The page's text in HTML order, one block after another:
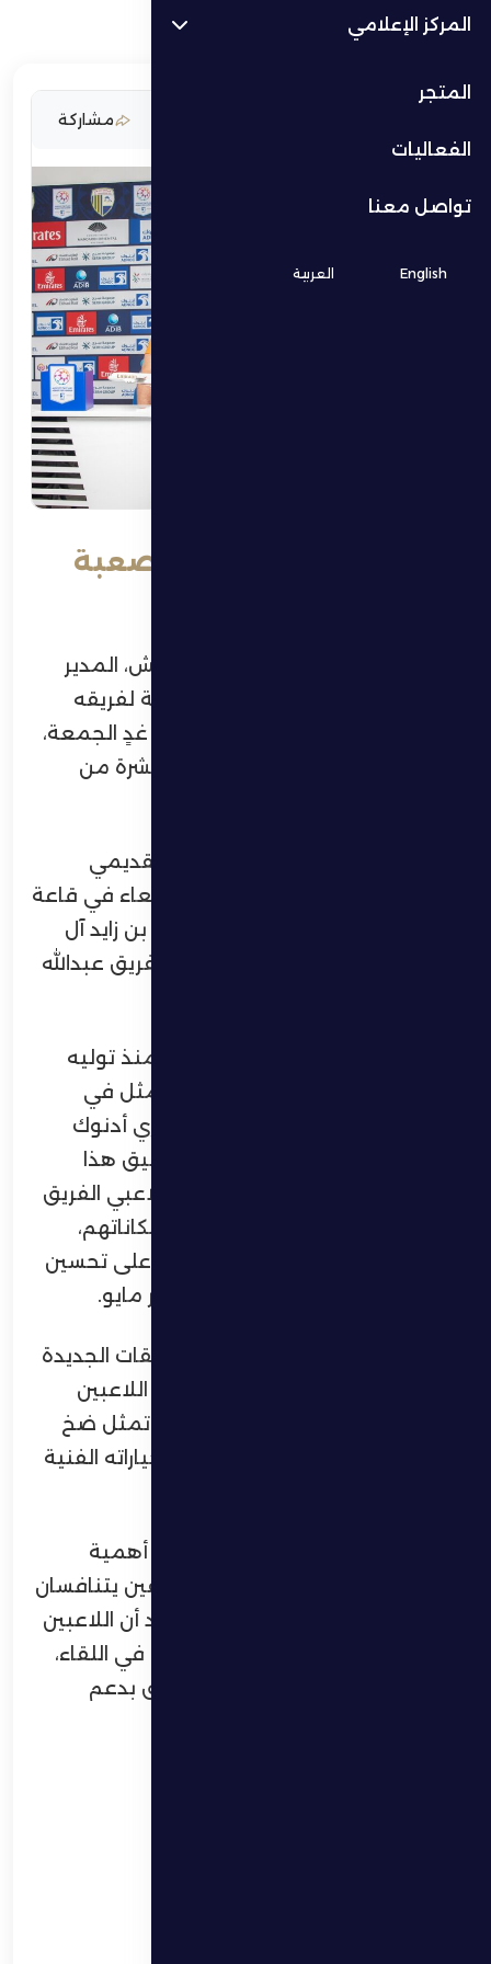
المركز الإعلامي
المتجر
الفعاليات
تواصل معنا
English العربية
مشاركة
بتروفيتش:أتوقع مباراة صعبة
توقع المونتينيغري زيليكو بتروفيتش، المدير
الفني لنادي الظفرة، مواجهة صعبة لفريقه
عندما يحل ضيفاً على البطائح بعد غدٍ الجمعة،
ضمن منافسات الجولة السادسة عشرة من
جاء ذلك خلال المؤتمر الصحفي التقديمي
للمباراة، الذي عُقد مساء اليوم الأربعاء في قاعة
المؤتمرات الصحفية باستاد حمدان بن زايد آل
نهيان بمدينة زايد، بحضور مدافع الفريق عبدالله
وأكد بتروفيتش أن هدفه الأساسي منذ توليه
قيادة الفريق في بداية الموسم يتمثل في
ضمان بقاء نادي الظفرة ضمن دوري أدنوك
للمحترفين، معرباً عن أمله في تحقيق هذا
الهدف بعيداً عن الضغوط. وطالب لاعبي الفريق
بتقديم كرة قدم حقيقية تعكس إمكاناتهم،
والتحلي بالتفاؤل والإيمان بقدرتهم على تحسين
الوضع حتى نهاية الموسم في شهر مايو.
وأشاد المدرب المونتينيغري بالصفقات الجديدة
التي أبرمها النادي مؤخراً، سواء من اللاعبين
الأجانب أو المحليين، مشيراً إلى أنها تمثل ضخ
دماء جديدة في الفريق وتعزز من خياراته الفنية
من جانبه، شدد عبدالله الكربي على أهمية
مواجهة البطائح، لافتاً إلى أن الفريقين يتنافسان
بشكل مباشر في جدول الترتيب. وأكد أن اللاعبين
يتطلعون إلى تحقيق نتيجة إيجابية في اللقاء،
معرباً عن أمله في أن يحظى الفريق بدعم